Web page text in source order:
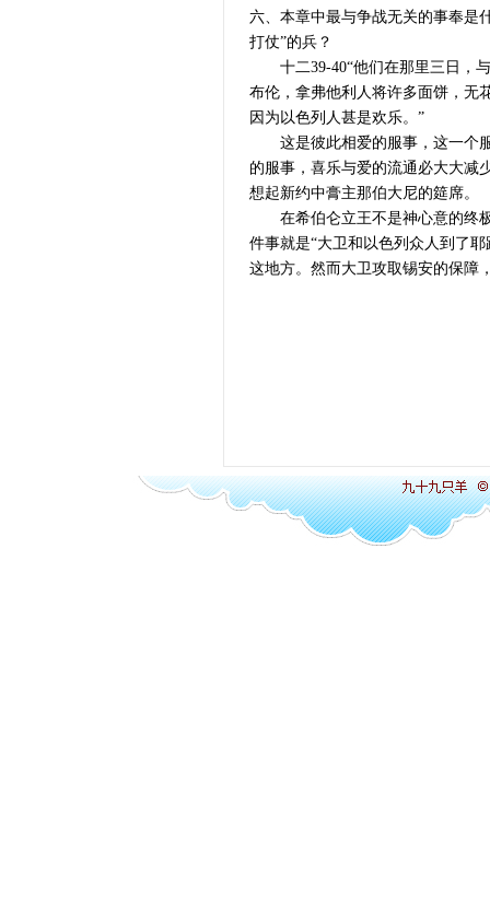
六、本章中最与争战无关的事奉是
打仗”的兵？
十二39-40“他们在那里三日，与
布伦，拿弗他利人将许多面饼，无
因为以色列人甚是欢乐。”
这是彼此相爱的服事，这一个服
的服事，喜乐与爱的流通必大大减
想起新约中膏主那伯大尼的筵席。
在希伯仑立王不是神心意的终极
件事就是“大卫和以色列众人到了
这地方。然而大卫攻取锡安的保障